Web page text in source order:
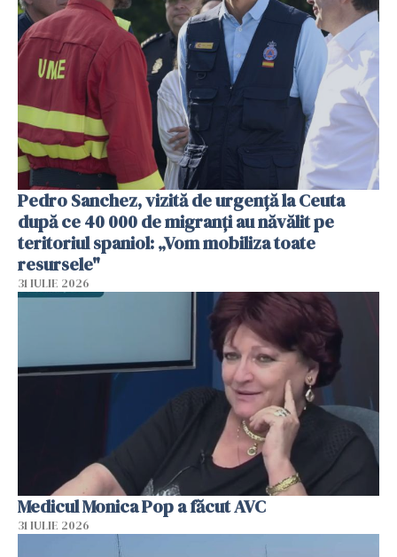
Pedro Sanchez, vizită de urgență la Ceuta
după ce 40 000 de migranți au năvălit pe
teritoriul spaniol: „Vom mobiliza toate
resursele"
31 IULIE 2026
Medicul Monica Pop a făcut AVC
31 IULIE 2026